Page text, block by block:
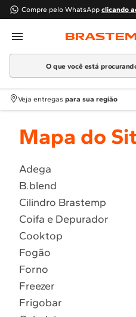
Compre pelo WhatsApp clicando
Em que
O que você está procurando?
Termos mais buscados
1º Geladeira
2
Fogao
4 º Lava Louça
5 º Cooktop
6º Microondas Brastemp
7º Forno
8º Embutir
9º Lava Seca
Veja entregas para sua região
Mapa do
Adega
B.blend
Cilindro Brastemp
Coifa e Depurador
Cooktop
Fogão
Forno
Freezer
Frigobar